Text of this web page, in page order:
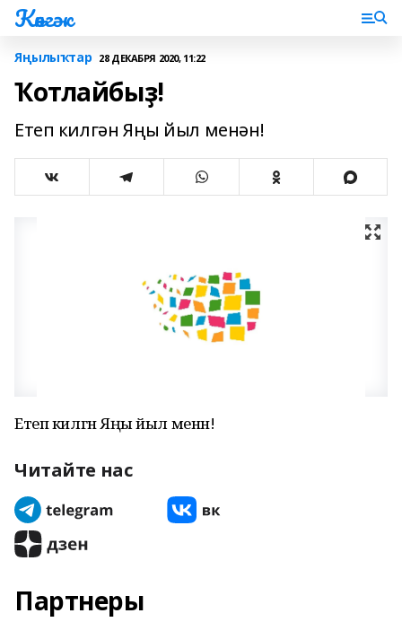
Көнгәк
Яңылыҡтар 28 ДЕКАБРЯ 2020, 11:22
Ҡотлайбыҙ!
Етеп килгән Яңы йыл менән!
Етеп килгән Яңы йыл менән!
Читайте нас
Партнеры